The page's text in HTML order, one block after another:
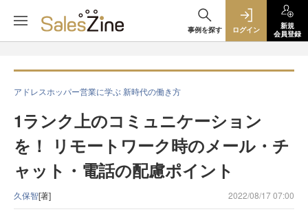
事例を探す ログイン
新規
会員登録
アドレスホッパー営業に学ぶ 新時代の働き方
1ランク上のコミュニケーション
を！ リモートワーク時のメール・チ
ャット・電話の配慮ポイント
久保智[著] 2022/08/17 07:00